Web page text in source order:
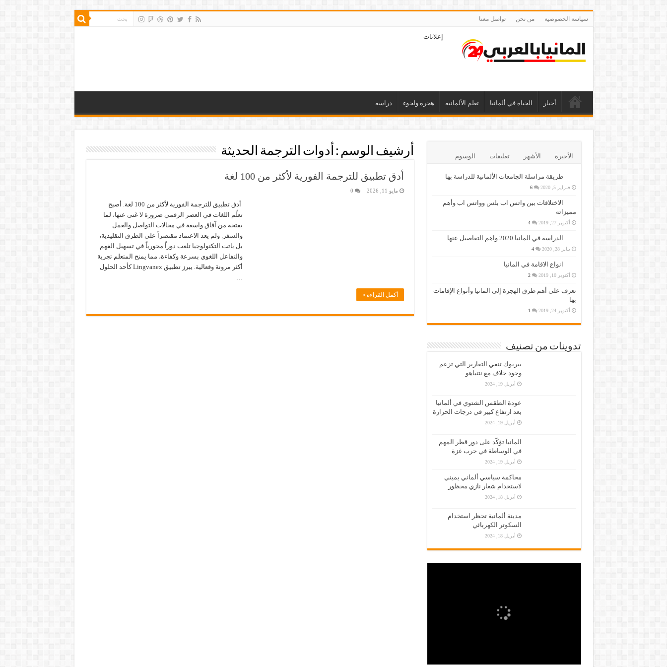
سياسة الخصوصية من نحن تواصل معنا
إعلانات
أخبار الحياة في ألمانيا تعلم الألمانية هجرة ولجوء دراسة
أرشيف الوسم : أدوات الترجمة الحديثة
أدق تطبيق للترجمة الفورية لأكثر من 100 لغة
مايو 11, 2026 0
أدق تطبيق للترجمة الفورية لأكثر من 100 لغة. أصبح
تعلّم اللغات في العصر الرقمي ضرورة لا غنى عنها، لما
يفتحه من آفاق واسعة في مجالات التواصل والعمل
والسفر. ولم يعد الاعتماد مقتصراً على الطرق التقليدية،
بل باتت التكنولوجيا تلعب دوراً محورياً في تسهيل الفهم
والتفاعل اللغوي بسرعة وكفاءة، مما يمنح المتعلم تجربة
أكثر مرونة وفعالية. يبرز تطبيق Lingvanex كأحد الحلول
…
أكمل القراءة »
الأخيرة الأشهر تعليقات الوسوم
طريقة مراسلة الجامعات الألمانية للدراسة بها
فبراير 5, 2020 6
الاختلافات بين واتس اب بلس وواتس اب وأهم
مميزاته
أكتوبر 27, 2019 4
الدراسة في المانيا 2020 واهم التفاصيل عنها
يناير 28, 2020 4
انواع الاقامة في المانيا
أكتوبر 10, 2019 2
تعرف على أهم طرق الهجرة إلى المانيا وأنواع الإقامات
بها
أكتوبر 24, 2019 1
تدوينات من تصنيف
بيربوك تنفي التقارير التي تزعم
وجود خلاف مع نتنياهو
أبريل 19, 2024
عودة الطقس الشتوي في ألمانيا
بعد ارتفاع كبير في درجات الحرارة
أبريل 19, 2024
المانيا تؤكّد على دور قطر المهم
في الوساطة في حرب غزة
أبريل 19, 2024
محاكمة سياسي ألماني يميني
لاستخدام شعار نازي محظور
أبريل 18, 2024
مدينة ألمانية تحظر استخدام
السكوتر الكهربائي
أبريل 18, 2024